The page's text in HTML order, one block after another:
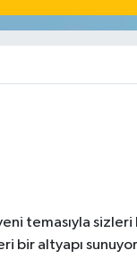
temasıyla
bir altyapı